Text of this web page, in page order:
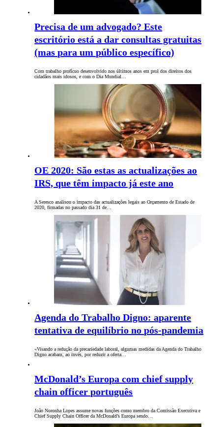
Precisa de um advogado? Este
escritório está a dar consultas gratuitas
(mas para um público específico)
Com trabalho profícuo desenvolvido nos últimos anos em prol dos direitos dos
cidadãos mais idosos, e com o Dia Mundial…
OE 2020: São estas as actualizações ao
IRS, que têm impacto já este ano
A Seresco analisou o impacto das actualizações legais ao Orçamento de Estado de
2020, firmadas no passado dia 31 de…
Agenda do Trabalho Digno: aparente
tentativa de equilíbrio no pós-pandemia
«Visando a redução da precariedade laboral, algumas medidas da Agenda do Trabalho
Digno acabam, ao invés, por reduzir a oferta…
McDonald’s Europa com chief supply
chain officer português
João Noronha Lopes assume novas funções como membro da Comissão Executiva e
Chief Supply Chain Officer da McDonald’s Europa sendo…